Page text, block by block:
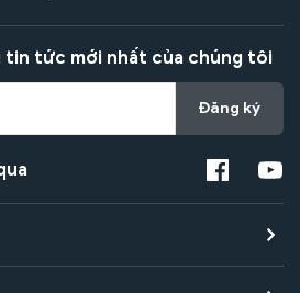
tin tức mới nhất của chúng tôi
Đăng ký